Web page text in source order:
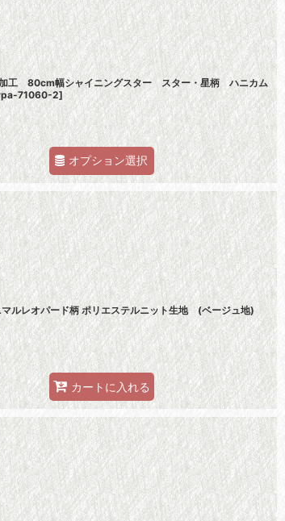
加工 80cm幅シャイニングスター スター・星柄 ハニカム
71060-2]
オプション選択
ルレオパード柄 ポリエステルニット生地 (ベージュ地)
カートに入れる